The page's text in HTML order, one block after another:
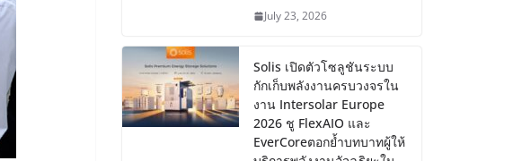
July 23, 2026
Solis เปิดตัวโซลูชันระบบ
กักเก็บพลังงานครบวงจรใน
งาน Intersolar Europe
2026 ชู FlexAIO และ
EverCoreตอกย้ำบทบาทผู้ให้